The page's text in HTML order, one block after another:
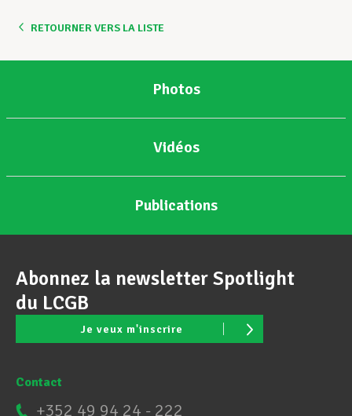
RETOURNER VERS LA LISTE
Photos
Vidéos
Publications
Abonnez la newsletter Spotlight
du LCGB
Je veux m'inscrire
Contact
+352 49 94 24 - 222